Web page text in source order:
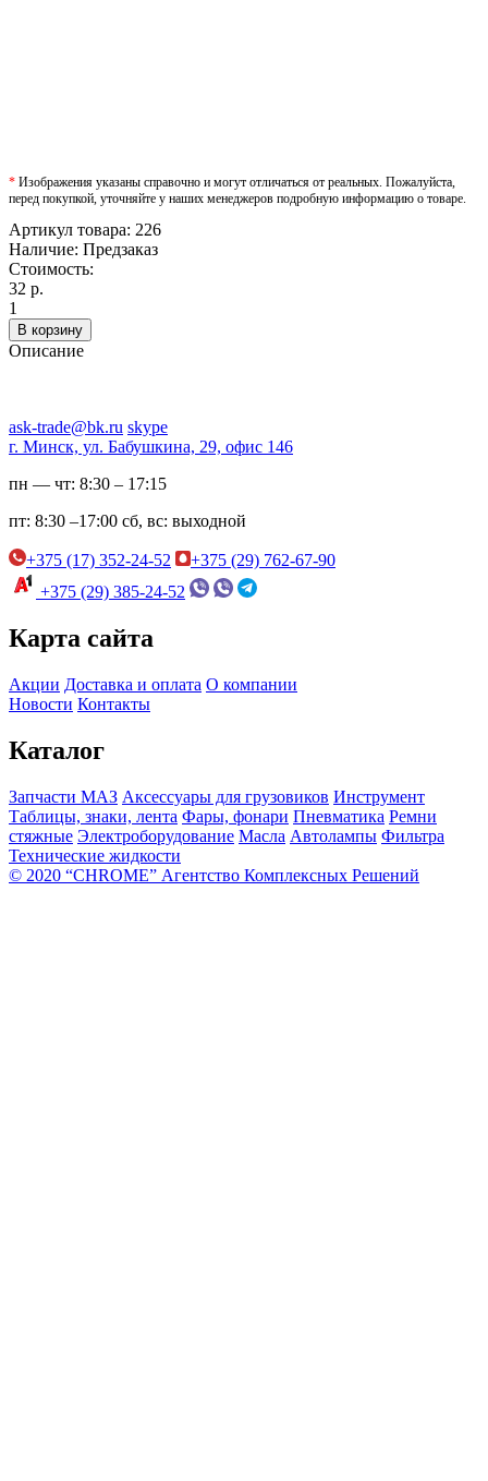
* Изображения указаны справочно и могут отличаться от реальных. Пожалуйста,
перед покупкой, уточняйте у наших менеджеров подробную информацию о товаре.
Артикул товара: 226
Наличие: Предзаказ
Стоимость:
32 р.
1
В корзину
Описание
ask-trade@bk.ru skype
г. Минск, ул. Бабушкина, 29, офис 146
пн — чт: 8:30 – 17:15
пт: 8:30 –17:00 сб, вс: выходной
+375 (17) 352-24-52
+375 (29) 762-67-90
+375 (29) 385-24-52
Карта сайта
Акции Доставка и оплата О компании
Новости Контакты
Каталог
Запчасти МАЗ Аксессуары для грузовиков Инструмент
Таблицы, знаки, лента Фары, фонари Пневматика Ремни
стяжные Электроборудование Масла Автолампы Фильтра
Технические жидкости
© 2020 “CHROME” Агентство Комплексных Решений